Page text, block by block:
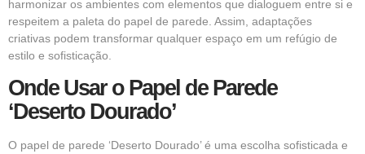
harmonizar os ambientes com elementos que dialoguem entre si e
respeitem a paleta do papel de parede. Assim, adaptações
criativas podem transformar qualquer espaço em um refúgio de
estilo e sofisticação.
Onde Usar o Papel de Parede
‘Deserto Dourado’
O papel de parede ‘Deserto Dourado’ é uma escolha sofisticada e